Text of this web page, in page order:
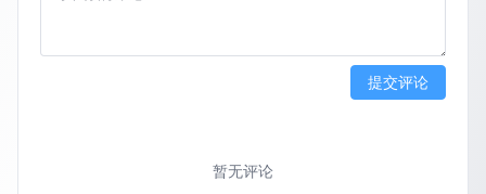
提交评论
暂无评论